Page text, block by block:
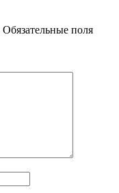
Обязательные поля